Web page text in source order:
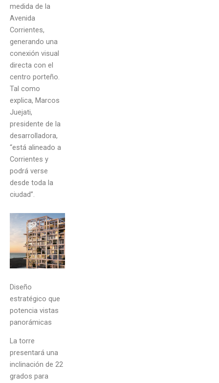
medida de la
Avenida
Corrientes,
generando una
conexión visual
directa con el
centro porteño.
Tal como
explica, Marcos
Juejati,
presidente de la
desarrolladora,
“está alineado a
Corrientes y
podrá verse
desde toda la
ciudad”.
Diseño
estratégico que
potencia vistas
panorámicas
La torre
presentará una
inclinación de 22
grados para